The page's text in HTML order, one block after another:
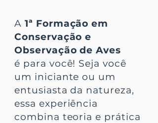
A 1ª Formação em
Conservação e
Observação de Aves
é para você! Seja você
um iniciante ou um
entusiasta da natureza,
essa experiência
combina teoria e prática